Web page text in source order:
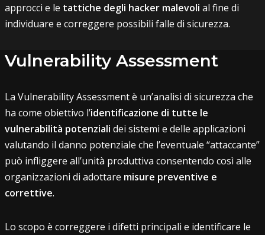
approcci e le tattiche degli hacker malevoli al fine di
individuare e correggere possibili falle di sicurezza.
Vulnerability Assessment
La Vulnerability Assessment è un’analisi di sicurezza che
ha come obiettivo l’identificazione di tutte le
vulnerabilità potenziali dei sistemi e delle applicazioni
valutando il danno potenziale che l’eventuale “attaccante”
può infliggere all’unità produttiva consentendo così alle
organizzazioni di adottare misure preventive e
correttive.
Lo scopo è correggere i difetti principali e identificare le